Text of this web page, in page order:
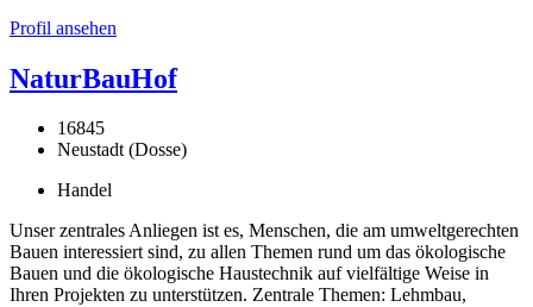
Profil ansehen
NaturBauHof
16845
Neustadt (Dosse)
Handel
Unser zentrales Anliegen ist es, Menschen, die am umweltgerechten
Bauen interessiert sind, zu allen Themen rund um das ökologische
Bauen und die ökologische Haustechnik auf vielfältige Weise in
Ihren Projekten zu unterstützen. Zentrale Themen: Lehmbau,